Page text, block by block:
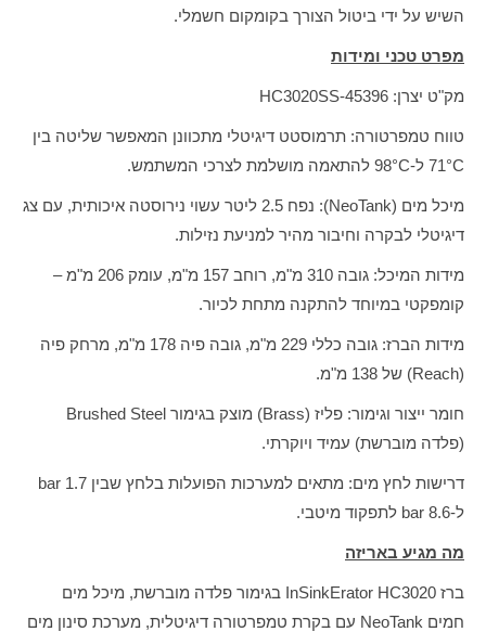
השיש על ידי ביטול הצורך בקומקום חשמלי.
מפרט טכני ומידות
מק"ט יצרן: 45396-HC3020SS
טווח טמפרטורה: תרמוסטט דיגיטלי מתכוונן המאפשר שליטה בין
71°C ל-98°C להתאמה מושלמת לצרכי המשתמש.
מיכל מים (NeoTank): נפח 2.5 ליטר עשוי נירוסטה איכותית, עם צג
דיגיטלי לבקרה וחיבור מהיר למניעת נזילות.
מידות המיכל: גובה 310 מ"מ, רוחב 157 מ"מ, עומק 206 מ"מ –
קומפקטי במיוחד להתקנה מתחת לכיור.
מידות הברז: גובה כללי 229 מ"מ, גובה פיה 178 מ"מ, מרחק פיה
(Reach) של 138 מ"מ.
חומר ייצור וגימור: פליז (Brass) מוצק בגימור Brushed Steel
(פלדה מוברשת) עמיד ויוקרתי.
דרישות לחץ מים: מתאים למערכות הפועלות בלחץ שבין 1.7 bar
ל-8.6 bar לתפקוד מיטבי.
מה מגיע באריזה
ברז InSinkErator HC3020 בגימור פלדה מוברשת, מיכל מים
חמים NeoTank עם בקרת טמפרטורה דיגיטלית, מערכת סינון מים